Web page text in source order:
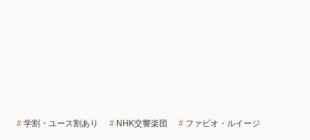
学割・ユース割あり NHK交響楽団 ファビオ・ルイージ